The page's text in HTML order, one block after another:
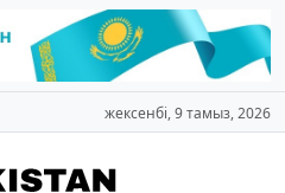
жексенбі, 9 тамыз, 2026